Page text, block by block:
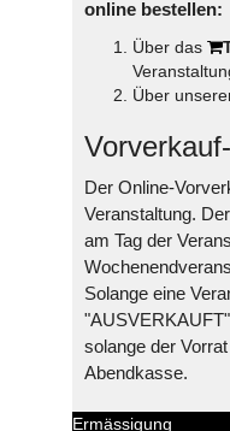
online bestellen:
Über das
Über
Der Online-
Veranstaltung.
am Tag der
Solange eine
solange der
Abendkasse.
Ermässigung